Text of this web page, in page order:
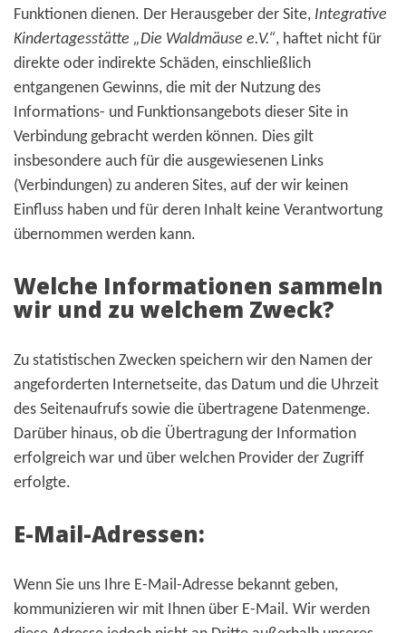
Funktionen dienen. Der Herausgeber der Site, Integrative
Kindertagesstätte „Die Waldmäuse e.V.“, haftet nicht für
direkte oder indirekte Schäden, einschließlich
entgangenen Gewinns, die mit der Nutzung des
Informations- und Funktionsangebots dieser Site in
Verbindung gebracht werden können. Dies gilt
insbesondere auch für die ausgewiesenen Links
(Verbindungen) zu anderen Sites, auf der wir keinen
Einfluss haben und für deren Inhalt keine Verantwortung
übernommen werden kann.
Welche Informationen sammeln
wir und zu welchem Zweck?
Zu statistischen Zwecken speichern wir den Namen der
angeforderten Internetseite, das Datum und die Uhrzeit
des Seitenaufrufs sowie die übertragene Datenmenge.
Darüber hinaus, ob die Übertragung der Information
erfolgreich war und über welchen Provider der Zugriff
erfolgte.
E-Mail-Adressen:
Wenn Sie uns Ihre E-Mail-Adresse bekannt geben,
kommunizieren wir mit Ihnen über E-Mail. Wir werden